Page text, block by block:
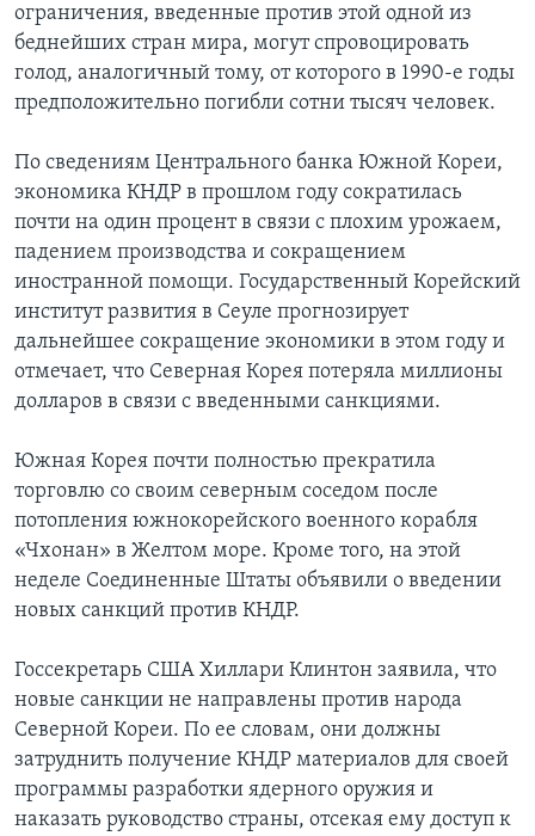
СОЦИАЛЬНЫЕ СЕТИ
Языки
ограничения, введенные против этой одной из
беднейших стран мира, могут спровоцировать
голод, аналогичный тому, от которого в 1990-е годы
предположительно погибли сотни тысяч человек.
По сведениям Центрального банка Южной Кореи,
экономика КНДР в прошлом году сократилась
почти на один процент в связи с плохим урожаем,
падением производства и сокращением
иностранной помощи. Государственный Корейский
институт развития в Сеуле прогнозирует
дальнейшее сокращение экономики в этом году и
отмечает, что Северная Корея потеряла миллионы
долларов в связи с введенными санкциями.
Южная Корея почти полностью прекратила
торговлю со своим северным соседом после
потопления южнокорейского военного корабля
«Чхонан» в Желтом море. Кроме того, на этой
неделе Соединенные Штаты объявили о введении
новых санкций против КНДР.
Госсекретарь США Хиллари Клинтон заявила, что
новые санкции не направлены против народа
Северной Кореи. По ее словам, они должны
затруднить получение КНДР материалов для своей
программы разработки ядерного оружия и
наказать руководство страны, отсекая ему доступ к